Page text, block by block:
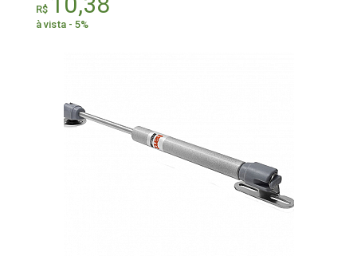
R$
à vista - 5%